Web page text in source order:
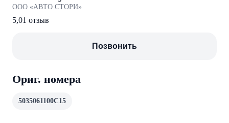
ООО «АВТО СТОРИ»
5,01 отзыв
Позвонить
Ориг. номера
5035061100C15